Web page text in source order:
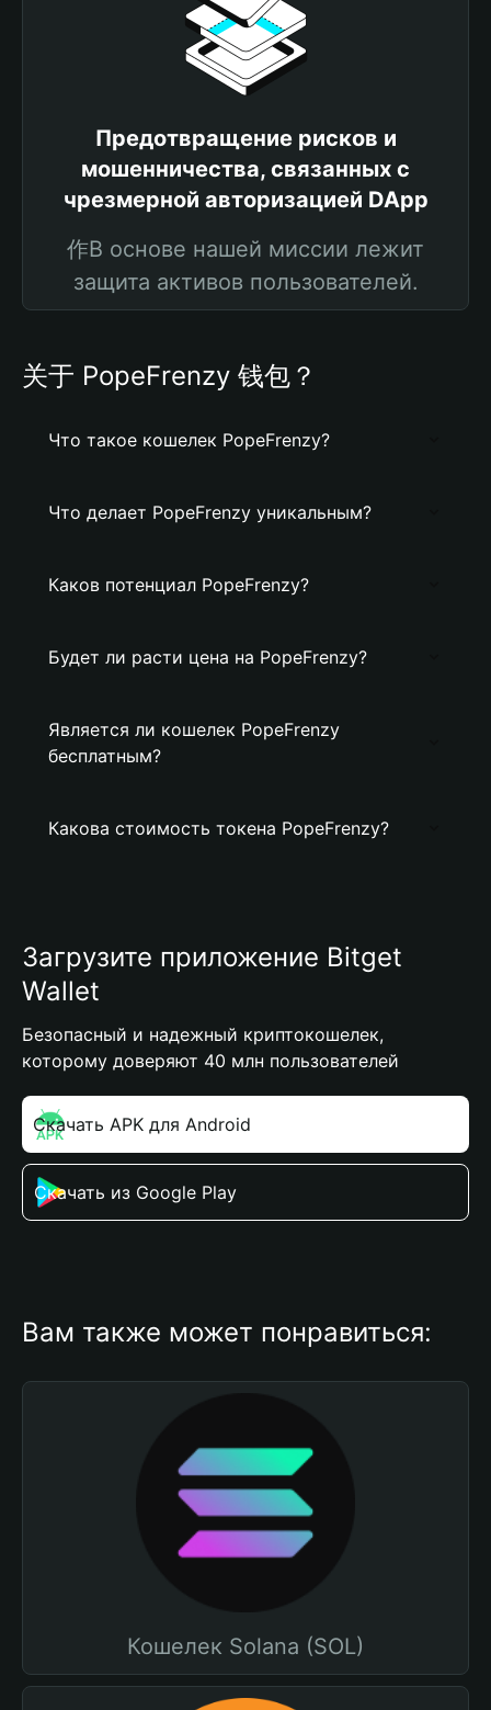
Предотвращение рисков и
мошенничества, связанных с
чрезмерной авторизацией DApp
作В основе нашей миссии лежит
защита активов пользователей.
关于 PopeFrenzy 钱包？
Что такое кошелек PopeFrenzy?
Что делает PopeFrenzy уникальным?
Каков потенциал PopeFrenzy?
Будет ли расти цена на PopeFrenzy?
Является ли кошелек PopeFrenzy
бесплатным?
Какова стоимость токена PopeFrenzy?
Загрузите приложение Bitget
Wallet
Безопасный и надежный криптокошелек,
которому доверяют 40 млн пользователей
Скачать APK для Android
Скачать из Google Play
Вам также может понравиться:
Кошелек Solana (SOL)